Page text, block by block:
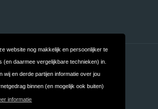
website nog makkelijk en persoonlijker te
(en daarmee vergelijkbare technieken) in.
wij en derde partijen informatie over jou
binnen (en mogelijk ook buiten)
informatie
Privacy
FAQ